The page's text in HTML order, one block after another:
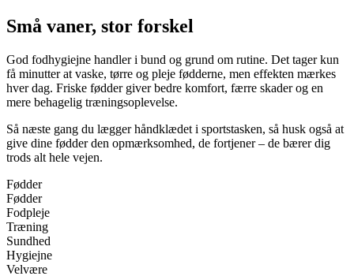
Små vaner, stor forskel
God fodhygiejne handler i bund og grund om rutine. Det tager kun
få minutter at vaske, tørre og pleje fødderne, men effekten mærkes
hver dag. Friske fødder giver bedre komfort, færre skader og en
mere behagelig træningsoplevelse.
Så næste gang du lægger håndklædet i sportstasken, så husk også at
give dine fødder den opmærksomhed, de fortjener – de bærer dig
trods alt hele vejen.
Fødder
Fødder
Fodpleje
Træning
Sundhed
Hygiejne
Velvære